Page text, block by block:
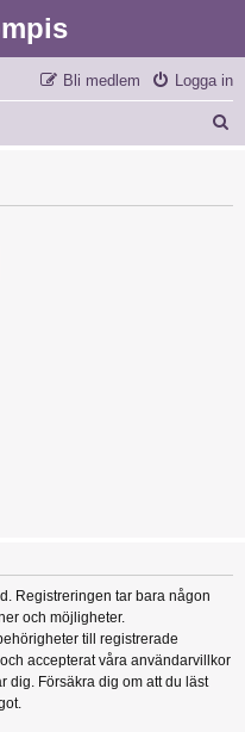
Logga in
Bli medlem
Registreringen tar bara någon
och möjligheter.
till registrerade
accepterat våra användarvillkor
dig. Försäkra dig om att du läst